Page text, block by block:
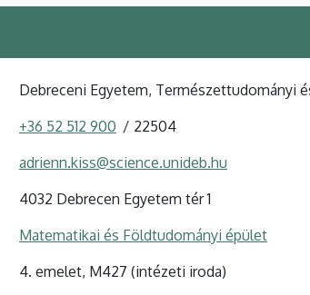
Debreceni Egyetem, Természettudományi
+36 52 512 900 22504
adrienn.kiss@science.unideb.hu
4032 Debrecen Egyetem tér 1
Matematikai és Földtudományi épület
4. emelet, M427 (intézeti iroda)